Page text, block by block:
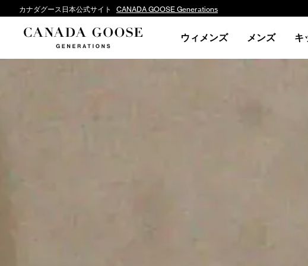
カナダグース日本公式サイト CANADA GOOSE Generations
ウィメンズ メンズ キ